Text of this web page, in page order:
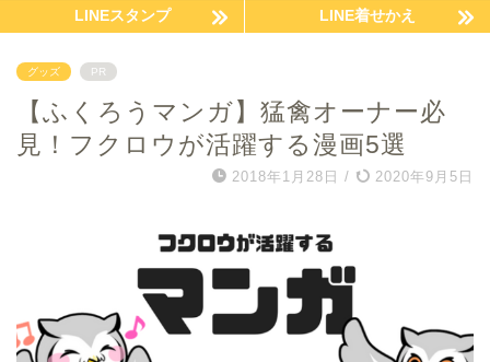
LINEスタンプ LINE着せかえ
グッズ PR
【ふくろうマンガ】猛禽オーナー必
見！フクロウが活躍する漫画5選
2018年1月28日 / 2020年9月5日